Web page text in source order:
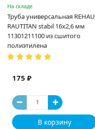
На складе
Труба универсальная REHAU
RAUTITAN stabil 16х2,6 мм
11301211100 из сшитого
полиэтилена
175 ₽
В корзину